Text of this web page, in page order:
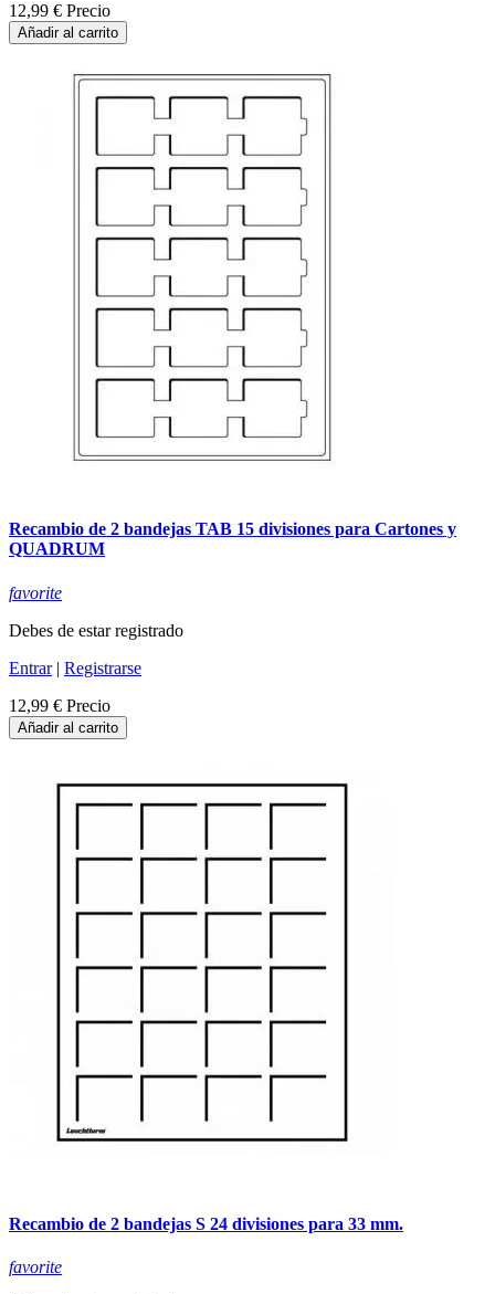
12,99 € Precio
Añadir al carrito
Recambio de 2 bandejas TAB 15 divisiones para Cartones y
QUADRUM
favorite
Debes de estar registrado
Entrar| Registrarse
12,99 € Precio
Añadir al carrito
Recambio de 2 bandejas S 24 divisiones para 33 mm.
favorite